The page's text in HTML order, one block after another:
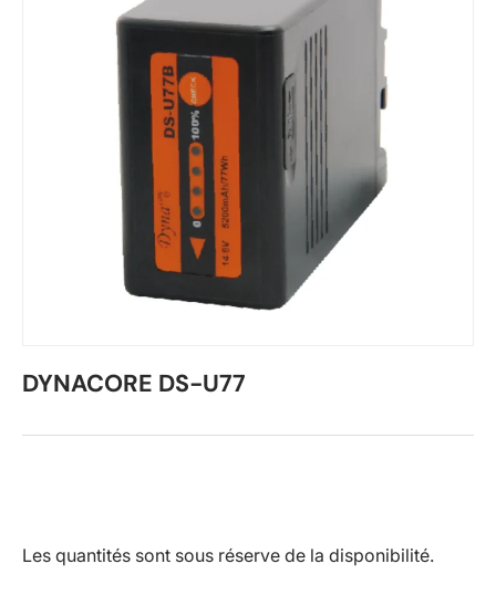
DYNACORE DS-U77
Les quantités sont sous réserve de la disponibilité.